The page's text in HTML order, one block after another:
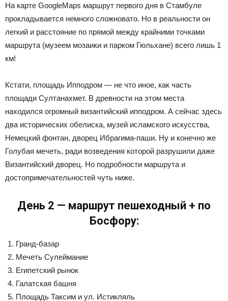
На карте GoogleMaps маршрут первого дня в Стамбуле
прокладывается немного сложновато. Но в реальности он
легкий и расстояние по прямой между крайними точками
маршрута (музеем мозаики и парком Гюльхане) всего лишь 1
км!
Кстати, площадь Ипподром — не что иное, как часть
площади Султанахмет. В древности на этом места
находился огромный византийский ипподром. А сейчас здесь
два исторических обелиска, музей исламского искусства,
Немецкий фонтан, дворец Ибрагима-паши. Ну и конечно же
Голубая мечеть, ради возведения которой разрушили даже
Византийский дворец. Но подробности маршрута и
достопримечательностей чуть ниже.
День 2 — маршрут пешеходный + по
Босфору:
Гранд-базар
Мечеть Сулеймание
Египетский рынок
Галатская башня
Площадь Таксим и ул. Истикляль